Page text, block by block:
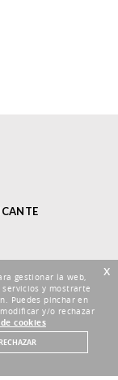
x
gestionar la web,
y mostrarte
Puedes pinchar en
y/o rechazar
cookies
RECHAZAR